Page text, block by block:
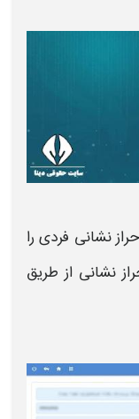
نشانی فردی را
نشانی از طریق